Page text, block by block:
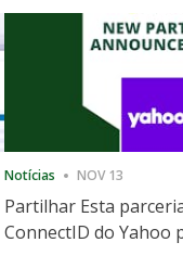
Notícias NOV 13
Partilhar Esta
ConnectID do Yahoo